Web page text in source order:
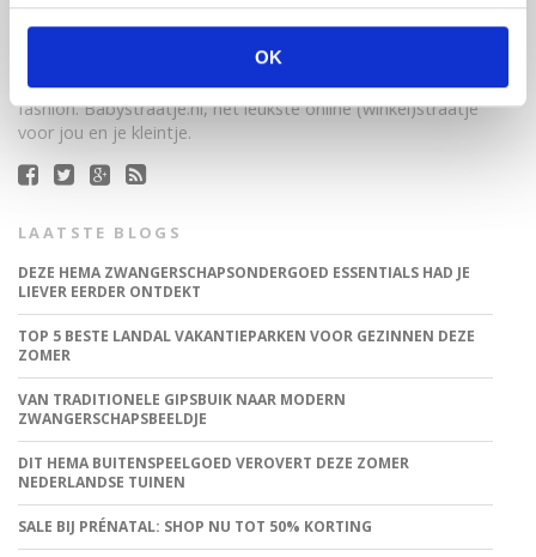
OK
Babystraatje.nl is een uniek platform voor aanstaande en
jonge moeders. Een online ontmoetingsplek vol
inspirerende blogs en handige artikelen op het gebied van
zwangerschap, moederschap, babyproducten, lifestyle en
fashion. Babystraatje.nl, het leukste online (winkel)straatje
voor jou en je kleintje.
LAATSTE BLOGS
DEZE HEMA ZWANGERSCHAPSONDERGOED ESSENTIALS HAD JE
LIEVER EERDER ONTDEKT
TOP 5 BESTE LANDAL VAKANTIEPARKEN VOOR GEZINNEN DEZE
ZOMER
VAN TRADITIONELE GIPSBUIK NAAR MODERN
ZWANGERSCHAPSBEELDJE
DIT HEMA BUITENSPEELGOED VEROVERT DEZE ZOMER
NEDERLANDSE TUINEN
SALE BIJ PRÉNATAL: SHOP NU TOT 50% KORTING